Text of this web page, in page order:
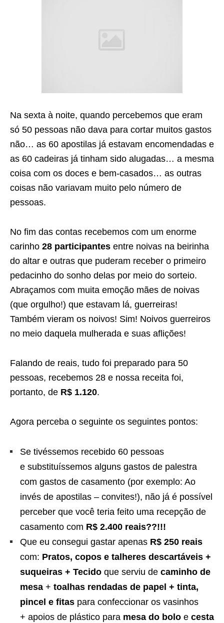
Na sexta à noite, quando percebemos que eram
só 50 pessoas não dava para cortar muitos gastos
não… as 60 apostilas já estavam encomendadas e
as 60 cadeiras já tinham sido alugadas… a mesma
coisa com os doces e bem-casados… as outras
coisas não variavam muito pelo número de
pessoas.
No fim das contas recebemos com um enorme
carinho 28 participantes entre noivas na beirinha
do altar e outras que puderam receber o primeiro
pedacinho do sonho delas por meio do sorteio.
Abraçamos com muita emoção mães de noivas
(que orgulho!) que estavam lá, guerreiras!
Também vieram os noivos! Sim! Noivos guerreiros
no meio daquela mulherada e suas aflições!
Falando de reais, tudo foi preparado para 50
pessoas, recebemos 28 e nossa receita foi,
portanto, de R$ 1.120.
Agora perceba o seguinte os seguintes pontos:
Se tivéssemos recebido 60 pessoas
e substituíssemos alguns gastos de palestra
com gastos de casamento (por exemplo: Ao
invés de apostilas – convites!), não já é possível
perceber que você teria feito uma recepção de
casamento com R$ 2.400 reais??!!!
Que eu consegui gastar apenas R$ 250 reais
com: Pratos, copos e talheres descartáveis +
suqueiras + Tecido que serviu de caminho de
mesa + toalhas rendadas de papel + tinta,
pincel e fitas para confeccionar os vasinhos
+ apoios de plástico para mesa do bolo e cesta